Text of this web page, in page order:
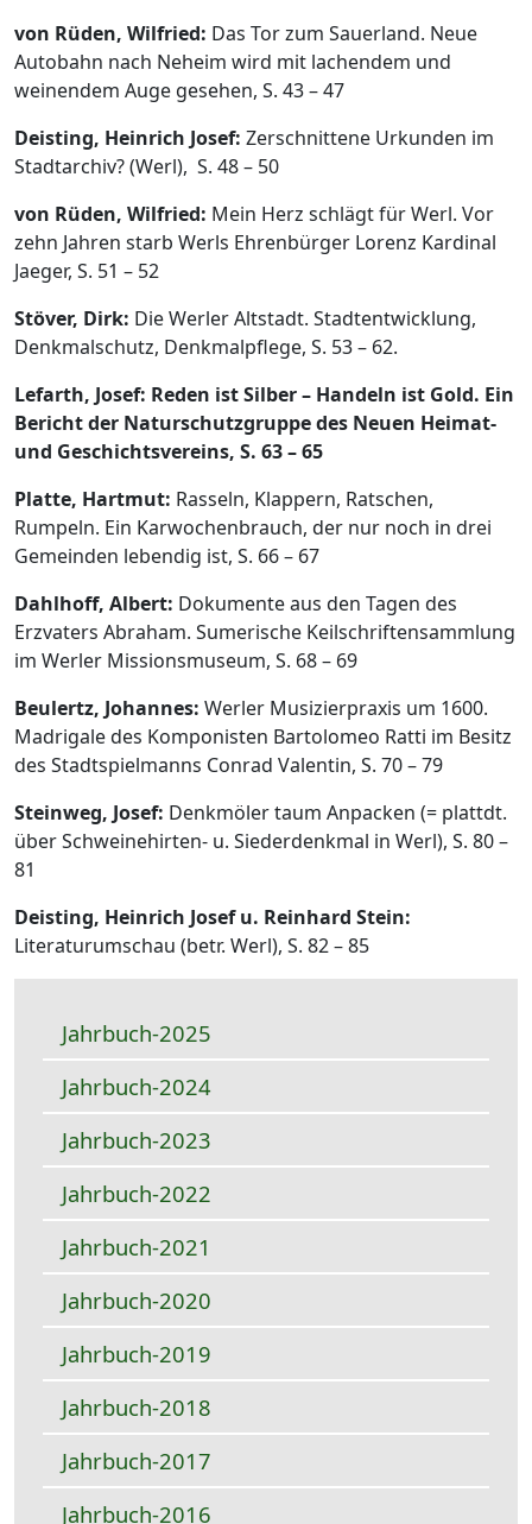
Jahrbuch-2025
Jahrbuch-2024
Jahrbuch-2023
Jahrbuch-2022
Jahrbuch-2021
Jahrbuch-2020
Jahrbuch-2019
Jahrbuch-2018
Jahrbuch-2017
Jahrbuch-2016
von Rüden, Wilfried: Das Tor zum Sauerland. Neue
Autobahn nach Neheim wird mit lachendem und
weinendem Auge gesehen, S. 43 – 47
Deisting, Heinrich Josef: Zerschnittene Urkunden im
Stadtarchiv? (Werl), S. 48 – 50
von Rüden, Wilfried: Mein Herz schlägt für Werl. Vor
zehn Jahren starb Werls Ehrenbürger Lorenz Kardinal
Jaeger, S. 51 – 52
Stöver, Dirk: Die Werler Altstadt. Stadtentwicklung,
Denkmalschutz, Denkmalpflege, S. 53 – 62.
Lefarth, Josef: Reden ist Silber – Handeln ist Gold. Ein
Bericht der Naturschutzgruppe des Neuen Heimat-
und Geschichtsvereins, S. 63 – 65
Platte, Hartmut: Rasseln, Klappern, Ratschen,
Rumpeln. Ein Karwochenbrauch, der nur noch in drei
Gemeinden lebendig ist, S. 66 – 67
Dahlhoff, Albert: Dokumente aus den Tagen des
Erzvaters Abraham. Sumerische Keilschriftensammlung
im Werler Missionsmuseum, S. 68 – 69
Beulertz, Johannes: Werler Musizierpraxis um 1600.
Madrigale des Komponisten Bartolomeo Ratti im Besitz
des Stadtspielmanns Conrad Valentin, S. 70 – 79
Steinweg, Josef: Denkmöler taum Anpacken (= plattdt.
über Schweinehirten- u. Siederdenkmal in Werl), S. 80 –
81
Deisting, Heinrich Josef u. Reinhard Stein:
Literaturumschau (betr. Werl), S. 82 – 85